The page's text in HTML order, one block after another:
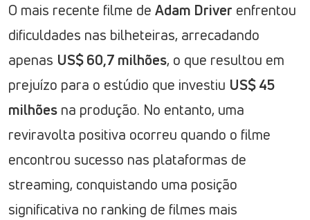
O mais recente filme de Adam Driver enfrentou
dificuldades nas bilheteiras, arrecadando
apenas US$ 60,7 milhões, o que resultou em
prejuízo para o estúdio que investiu US$ 45
milhões na produção. No entanto, uma
reviravolta positiva ocorreu quando o filme
encontrou sucesso nas plataformas de
streaming, conquistando uma posição
significativa no ranking de filmes mais